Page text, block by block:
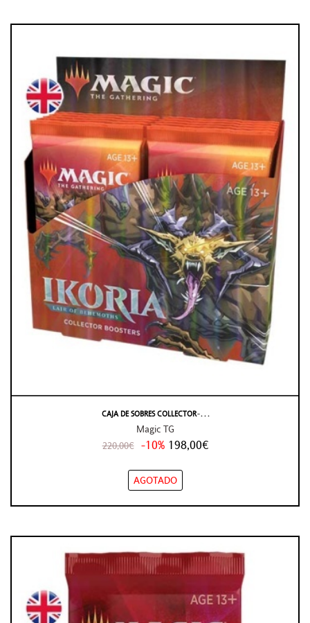
CAJA DE SOBRES COLLECTOR ̵ . . .
Magic TG
220,00€ -10% 198,00€
AGOTADO